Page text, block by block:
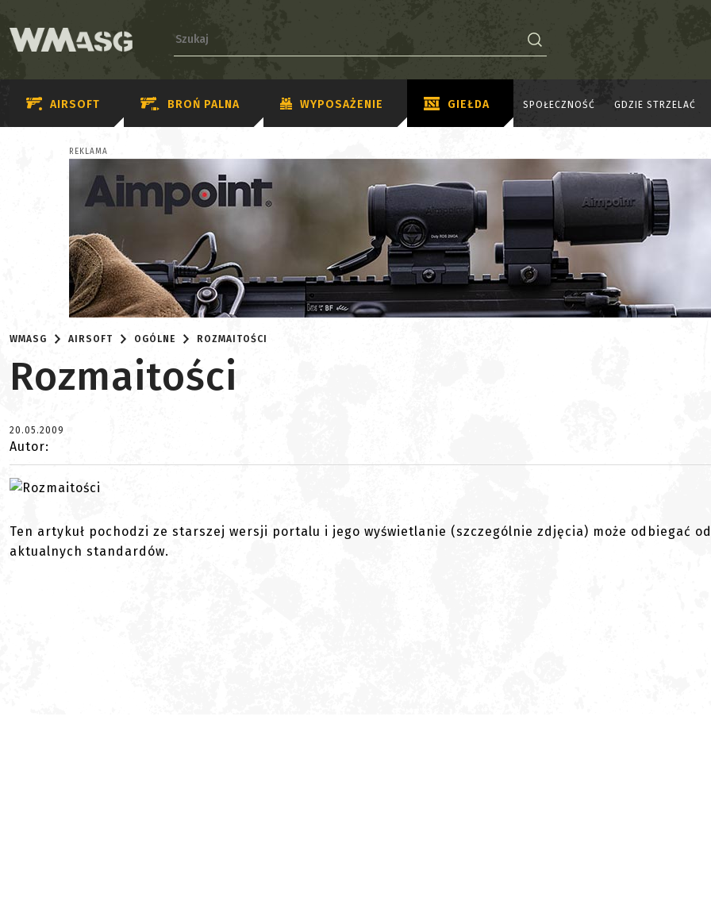
AIRSOFT BROŃ PALNA WYPOSAŻENIE GIEŁDA SPOŁECZNOŚĆ GDZIE STRZELAĆ
REKLAMA
WMASG AIRSOFT OGÓLNE ROZMAITOŚCI
Rozmaitości
20.05.2009
Autor:
Ten artykuł pochodzi ze starszej wersji portalu i jego wyświetlanie (szczególnie zdjęcia) może odbiegać od
aktualnych standardów.